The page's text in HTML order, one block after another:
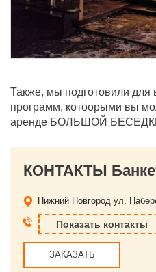
Также, мы подготовили для
программ, котоорыми вы
аренде БОЛЬШОЙ
Нижний Новгород ул.
Показать контакты
ЗАКАЗАТЬ